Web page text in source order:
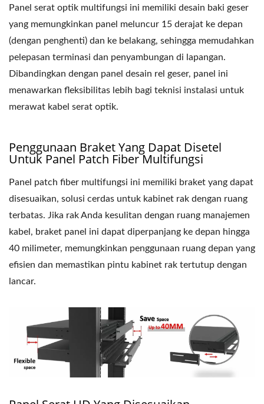
Panel serat optik multifungsi ini memiliki desain baki geser
yang memungkinkan panel meluncur 15 derajat ke depan
(dengan penghenti) dan ke belakang, sehingga memudahkan
pelepasan terminasi dan penyambungan di lapangan.
Dibandingkan dengan panel desain rel geser, panel ini
menawarkan fleksibilitas lebih bagi teknisi instalasi untuk
merawat kabel serat optik.
Penggunaan Braket Yang Dapat Disetel
Untuk Panel Patch Fiber Multifungsi
Panel patch fiber multifungsi ini memiliki braket yang dapat
disesuaikan, solusi cerdas untuk kabinet rak dengan ruang
terbatas. Jika rak Anda kesulitan dengan ruang manajemen
kabel, braket panel ini dapat diperpanjang ke depan hingga
40 milimeter, memungkinkan penggunaan ruang depan yang
efisien dan memastikan pintu kabinet rak tertutup dengan
lancar.